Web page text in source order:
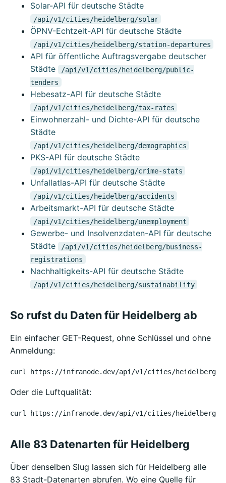
Solar-API für deutsche Städte
/api/v1/cities/heidelberg/solar
ÖPNV-Echtzeit-API für deutsche Städte
/api/v1/cities/heidelberg/station-departures
API für öffentliche Auftragsvergabe deutscher
Städte
/api/v1/cities/heidelberg/public-
tenders
Hebesatz-API für deutsche Städte
/api/v1/cities/heidelberg/tax-rates
Einwohnerzahl- und Dichte-API für deutsche
Städte
/api/v1/cities/heidelberg/demographics
PKS-API für deutsche Städte
/api/v1/cities/heidelberg/crime-stats
Unfallatlas-API für deutsche Städte
/api/v1/cities/heidelberg/accidents
Arbeitsmarkt-API für deutsche Städte
/api/v1/cities/heidelberg/unemployment
Gewerbe- und Insolvenzdaten-API für deutsche
Städte
/api/v1/cities/heidelberg/business-
registrations
Nachhaltigkeits-API für deutsche Städte
/api/v1/cities/heidelberg/sustainability
So rufst du Daten für Heidelberg ab
Ein einfacher GET-Request, ohne Schlüssel und ohne
Anmeldung:
curl https://infranode.dev/api/v1/cities/heidelberg/
Oder die Luftqualität:
curl https://infranode.dev/api/v1/cities/heidelberg/
Alle 83 Datenarten für Heidelberg
Über denselben Slug lassen sich für Heidelberg alle
83 Stadt-Datenarten abrufen. Wo eine Quelle für